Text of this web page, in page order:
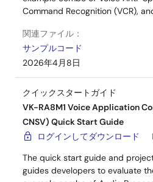
Command Recognition (VCR),
関連ファイル：
サンプルコード
2026年4月8日
クイックスタートガイド
VK-RA8M1 Voice Application
CNSV) Quick Start Guide
ログインしてダウンロード
The quick start guide and
guides developers to evaluate